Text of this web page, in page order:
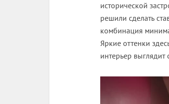
исторической
решили сделать
комбинация
Яркие оттенки
интерьер